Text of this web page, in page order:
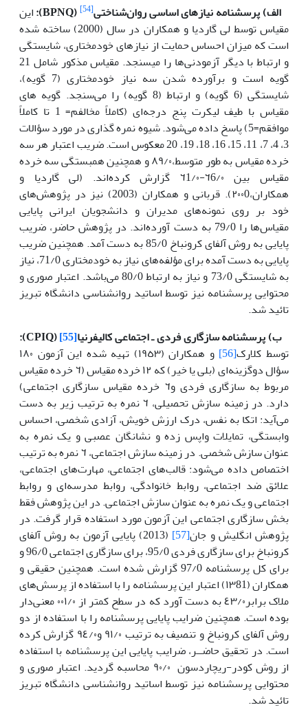
الف) پرسشنامه نیازهای اساسی روان‌شناختی[54]
(
BPNQ
):این
مقیاس توسط لی گاردیا و همکاران در سال (2000) ساخته شده
است که میزان احساس حمایت از نیازهای خودمختاری، شایستگی
و ارتباط با دیگر آزمودنی‌ها را می­سنجد. مقیاس مذکور شامل 21
گویه است و برآورده شدن سه نیاز خودمختاری (7 گویه)،
شایستگی (6 گویه) و ارتباط (8 گویه) را می‌سنجد. گویه های
مقیاس با طیف لیکرت پنج درجه‌ای (کاملاً مخالفم= 1 تا کاملاً
موافقم=5) پاسخ داده می‌شود. شیوه نمره گذاری در مورد سؤالات
3، 4، 7، 11، 15، 16، 18، 19، 20 معکوس است. ضریب‌ اعتبار هر سه‌
خرده مقیاس به‌ طور متوسط‌،٨٩/٠ و همچنین‌ همبستگی‌ سه‌ خرده
مقیاس بین‌ ٦6/٠-٦1/٠ گزارش کرده‌اند. (لی گاردیا و
همکاران،٢٠٠0). قربانی و همکاران (2003) نیز در پژوهش‌های
خود بر روی نمونه‌های مدیران و دانشجویان ایرانی پایایی
مقیاس‌ها را 79/0 به دست آورده‌اند. در پژوهش حاضر، ضریب
پایایی به روش آلفای کرونباخ 85/0 به دست آمد. همچنین ضریب
پایایی به دست آمده برای مؤلفه‌های نیاز به خودمختاری 71/0، نیاز
به شایستگی 73/0 و نیاز به ارتباط 80/0 می‌باشد.
اعتبار صوری و
محتوایی پرسشنامه نیز توسط اساتید روانشناسی دانشگاه تبریز
تائید شد.
ب) پرسشنامه‌ سازگاری فردی ـ اجتماعی‌ کالیفرنیا[55]
(
CPIQ
)
:
توسط‌ کلارک[56]
و همکاران (١٩٥٣) تهیه‌ شده این‌ آزمون ١٨٠
سؤال دوگزینه‌ای (بلی‌ یا خیر) که‌ ١٢ خرده مقیاس (٦ خرده مقیاس
مربوط به‌ سازگاری فردی و٦ خرده مقیاس سازگاری اجتماعی‌)
دارد. در زمینه‌ سازش تحصیلی‌، ٦ نمره به‌ ترتیب‌ زیر به دست‌
می‌آید: اتکا به‌ نفس‌، درک ارزش خویش‌، آزادی شخصی‌، احساس
وابستگی‌، تمایلات واپس‌ زده و نشانگان عصبی‌ و یک‌ نمره به‌
عنوان سازش شخصی‌. در زمینه‌ سازش اجتماعی‌، ٦ نمره به‌ ترتیب‌
اختصاص داده می‌شود: قالب‌های اجتماعی‌، مهارت‌های اجتماعی‌،
علائق‌ ضد اجتماعی‌، روابط‌ خانوادگی‌، روابط‌ مدرسه‌ای و روابط‌
اجتماعی‌ و یک‌ نمره به‌ عنوان سازش اجتماعی‌. در این پژوهش فقط
بخش سازگاری اجتماعی این آزمون مورد استفاده قرار گرفت. در
پژوهش انگلیش و جان[57]
(2013) پایایی آزمون به روش آلفای
کرونباخ برای سازگاری فردی 95/0، برای سازگاری اجتماعی 96/0 و
برای کل پرسشنامه 97/0 گزارش شده است. همچنین حقیقی و
همکاران (١٣81) اعتبار این‌ پرسشنامه‌ را با استفاده از پرسش‌های
ملاک برابر٤٣/٠ به دست‌ آورد که‌ در سطح‌ کمتر از ٠٠١/٠ معنی‌دار
بوده است‌. همچنین‌ ضرایب‌ پایایی‌ پرسشنامه‌ را با استفاده از دو
روش آلفای کرونباخ و تنصیف‌ به ترتیب‌ ٩١/٠ و٩٤/٠ گزارش کرده
است‌. در تحقیق‌ حاضــر، ضرایب‌ پایایی‌ این‌ پرسشنامه‌ با استفاده
از روش کودر-ریچاردسون ‌ ٩٠/٠ محاسبه‌ گردید. اعتبار صوری و
محتوایی پرسشنامه نیز توسط اساتید روانشناسی دانشگاه تبریز
تائید شد.